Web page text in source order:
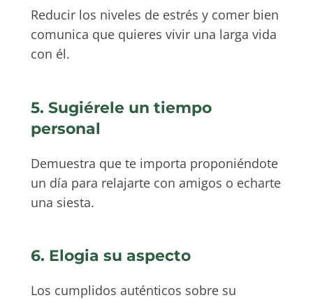
Reducir los niveles de estrés y comer bien
comunica que quieres vivir una larga vida
con él.
5. Sugiérele un tiempo
personal
Demuestra que te importa proponiéndote
un día para relajarte con amigos o echarte
una siesta.
6. Elogia su aspecto
Los cumplidos auténticos sobre su